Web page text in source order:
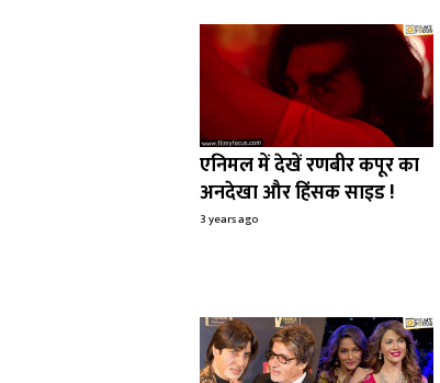
एनिमल में देखें रणबीर कपूर का
अनदेखा और हिंसक साइड !
3 years ago